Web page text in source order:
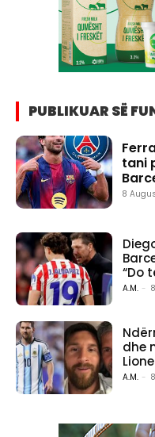
PUBLIKUAR SË
tani
8
“Do
A.M. -
dhe
A.M. -